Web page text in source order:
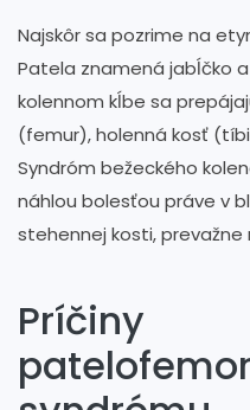
Najskôr sa pozrime na
Patela znamená jabĺčko
kolennom kĺbe sa
(femur), holenná kosť
Syndróm bežeckého
náhlou bolesťou práve v
stehennej kosti,
Príčiny